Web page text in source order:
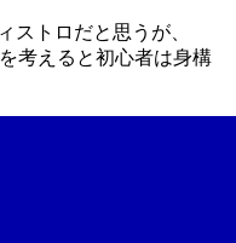
ストロだと思うが、
考えると初心者は身構